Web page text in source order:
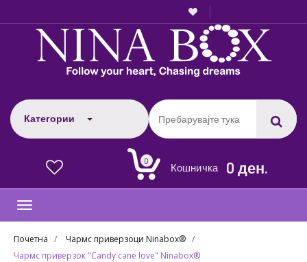
Категории
0
0
Кошничка 0 ден.
Toggle
Почетна
Чармс приверзоци Ninabox®
Чармс приверзок "Candy cane love" Ninabox®